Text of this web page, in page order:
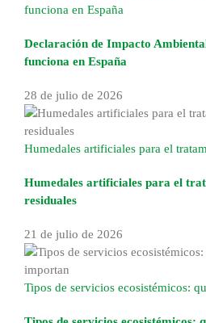
funciona en España
Declaración de Impacto
funciona en España
28 de julio de 2026
Humedales artificiales para el
Humedales artificiales para el
residuales
21 de julio de 2026
Tipos de servicios ecosistémicos: